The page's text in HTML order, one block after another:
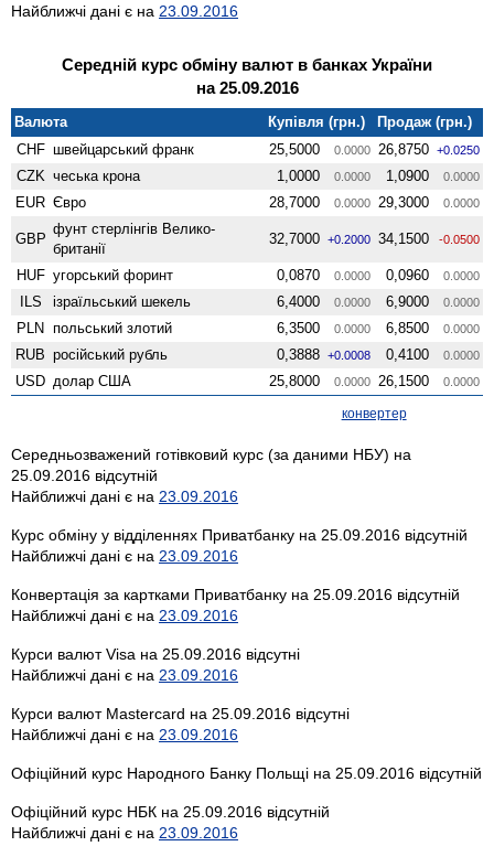
Найближчі дані є на 23.09.2016
Середній курс обміну валют в банках України
на 25.09.2016
Валюта Купівля (грн.)
Продаж (грн.)
CHF швейцарський франк 25,5000 0.0000 26,8750 +0.0250
CZK чеська крона 1,0000 0.0000 1,0900 0.0000
EUR Євро 28,7000 0.0000 29,3000 0.0000
GBP
фунт стерлінгів Велико­
британії
32,7000 +0.2000 34,1500 -0.0500
HUF угорський форинт 0,0870 0.0000 0,0960 0.0000
ILS ізраїльський шекель 6,4000 0.0000 6,9000 0.0000
PLN польський злотий 6,3500 0.0000 6,8500 0.0000
RUB російський рубль 0,3888 +0.0008 0,4100 0.0000
USD долар США 25,8000 0.0000 26,1500 0.0000
конвертер
Середньозважений готівковий курс (за даними НБУ) на
25.09.2016 відсутній
Найближчі дані є на 23.09.2016
Курс обміну у відділеннях Приватбанку на 25.09.2016 відсутній
Найближчі дані є на 23.09.2016
Конвертація за картками Приватбанку на 25.09.2016 відсутній
Найближчі дані є на 23.09.2016
Курси валют Visa на 25.09.2016 відсутні
Найближчі дані є на 23.09.2016
Курси валют Mastercard на 25.09.2016 відсутні
Найближчі дані є на 23.09.2016
Офіційний курс Народного Банку Польщі на 25.09.2016 відсутній
Офіційний курс НБК на 25.09.2016 відсутній
Найближчі дані є на 23.09.2016